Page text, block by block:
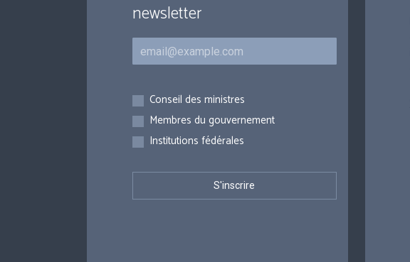
newsletter
Courriel
Inscriptions
Conseil des ministres
Membres du gouvernement
Institutions fédérales